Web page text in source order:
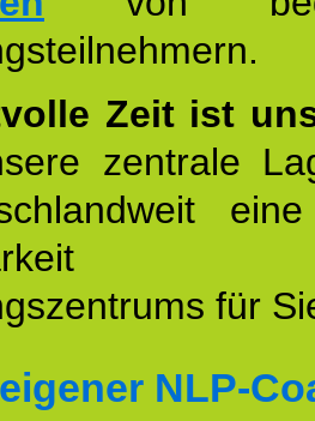
Zeit ist
zentrale
für
NLP-